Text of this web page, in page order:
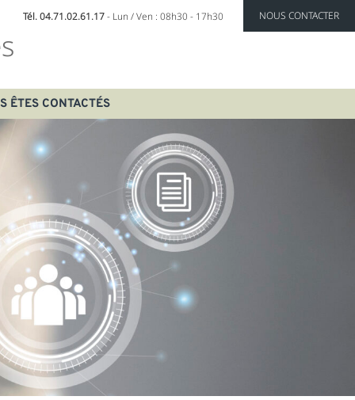
Tél. 04.71.02.61.17- Lun / Ven : 08h30 - 17h30 NOUS CONTACTER
ÊTES CONTACTÉS